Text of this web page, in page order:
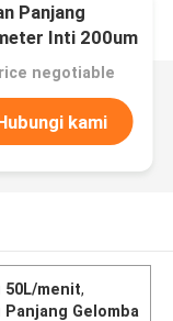
Panjang
Inti 200um
negotiable
kami
50L/menit,
Gelomba